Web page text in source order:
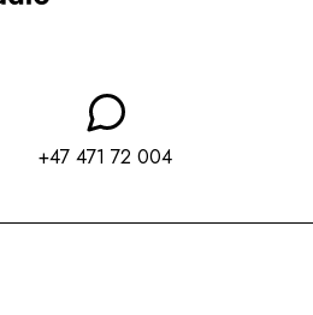
+47 471 72 004